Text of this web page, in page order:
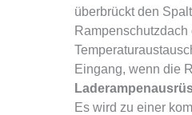
überbrückt den
Eingang, wenn die
Es wird zu einer